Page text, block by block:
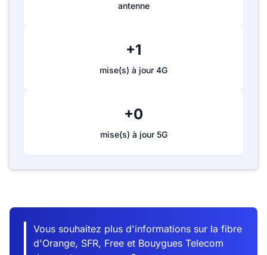
antenne
+1
mise(s) à jour 4G
+0
mise(s) à jour 5G
Vous souhaitez plus d'informations sur la fibre
d'Orange, SFR, Free et Bouygues Telecom